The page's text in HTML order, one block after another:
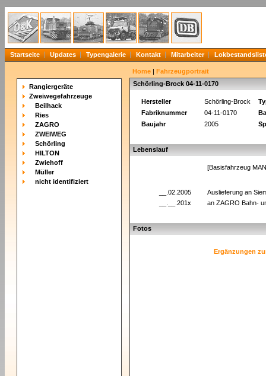
Startseite Updates Typengalerie Kontakt Mitarbeiter
Rangiergeräte
Zweiwegefahrzeuge
Beilhack
Ries
ZAGRO
ZWEIWEG
Schörling
HILTON
Zwiehoff
Müller
nicht identifiziert
Home | Fahrzeugportrait
Schörling-Brock 04-11-0170
Hersteller Schörling-Brock
Fabriknummer
04-11-0170
Baujahr
2005
Lebenslauf
[Basisfahrzeug
__.02.2005
Auslieferung an
__.__.201x
an ZAGRO Bahn-
Fotos
Ergänzungen